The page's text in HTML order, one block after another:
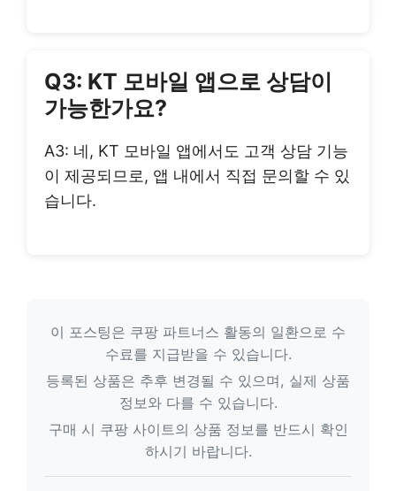
Q3: KT 모바일 앱으로 상담이
가능한가요?
A3: 네, KT 모바일 앱에서도 고객 상담 기능
이 제공되므로, 앱 내에서 직접 문의할 수 있
습니다.
이 포스팅은 쿠팡 파트너스 활동의 일환으로 수
수료를 지급받을 수 있습니다.
등록된 상품은 추후 변경될 수 있으며, 실제 상품
정보와 다를 수 있습니다.
구매 시 쿠팡 사이트의 상품 정보를 반드시 확인
하시기 바랍니다.